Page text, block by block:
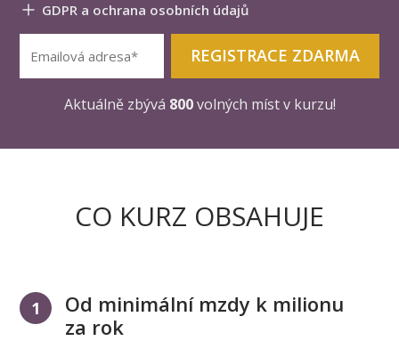
GDPR a ochrana osobních údajů
REGISTRACE ZDARMA
Aktuálně zbývá 800 volných míst v kurzu!
CO KURZ OBSAHUJE
1
Od minimální mzdy k milionu
za rok